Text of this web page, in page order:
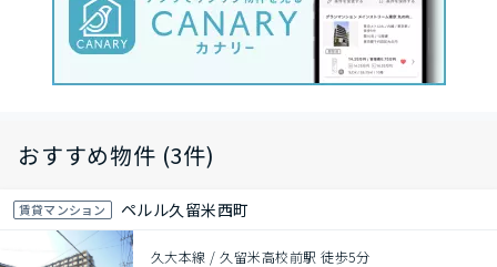
おすすめ物件 (3件)
賃貸マンション ペルル久留米西町
久大本線 / 久留米高校前駅 徒歩5分